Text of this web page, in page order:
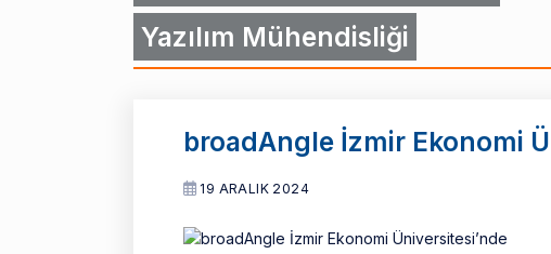
Yazılım Mühendisliği
broadAngle İzmir Ekonomi
19 ARALIK 2024